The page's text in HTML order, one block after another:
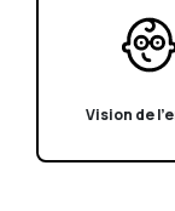
Vision de